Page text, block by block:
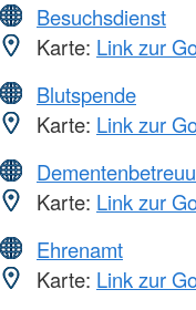
Besuchsdienst
Karte: Link zur
Blutspende
Karte: Link zur
Karte: Link zur
Ehrenamt
Karte: Link zur